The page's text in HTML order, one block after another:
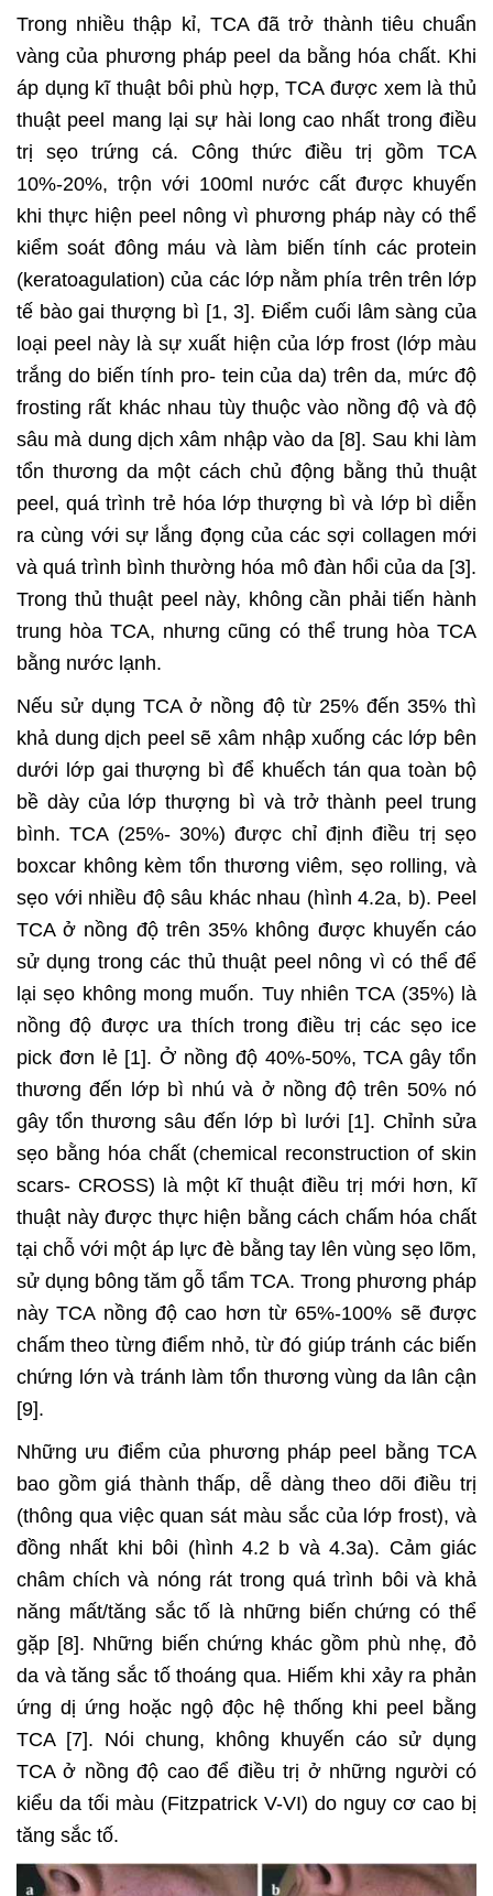
Trong nhiều thập kỉ, TCA đã trở thành tiêu chuẩn
vàng của phương pháp peel da bằng hóa chất. Khi
áp dụng kĩ thuật bôi phù hợp, TCA được xem là thủ
thuật peel mang lại sự hài long cao nhất trong điều
trị sẹo trứng cá. Công thức điều trị gồm TCA
10%-20%, trộn với 100ml nước cất được khuyến
khi thực hiện peel nông vì phương pháp này có thể
kiểm soát đông máu và làm biến tính các protein
(keratoagulation) của các lớp nằm phía trên trên lớp
tế bào gai thượng bì [1, 3]. Điểm cuối lâm sàng của
loại peel này là sự xuất hiện của lớp frost (lớp màu
trắng do biến tính pro- tein của da) trên da, mức độ
frosting rất khác nhau tùy thuộc vào nồng độ và độ
sâu mà dung dịch xâm nhập vào da [8]. Sau khi làm
tổn thương da một cách chủ động bằng thủ thuật
peel, quá trình trẻ hóa lớp thượng bì và lớp bì diễn
ra cùng với sự lắng đọng của các sợi collagen mới
và quá trình bình thường hóa mô đàn hổi của da [3].
Trong thủ thuật peel này, không cần phải tiến hành
trung hòa TCA, nhưng cũng có thể trung hòa TCA
bằng nước lạnh.
Nếu sử dụng TCA ở nồng độ từ 25% đến 35% thì
khả dung dịch peel sẽ xâm nhập xuống các lớp bên
dưới lớp gai thượng bì để khuếch tán qua toàn bộ
bề dày của lớp thượng bì và trở thành peel trung
bình. TCA (25%- 30%) được chỉ định điều trị sẹo
boxcar không kèm tổn thương viêm, sẹo rolling, và
sẹo với nhiều độ sâu khác nhau (hình 4.2a, b). Peel
TCA ở nồng độ trên 35% không được khuyến cáo
sử dụng trong các thủ thuật peel nông vì có thể để
lại sẹo không mong muốn. Tuy nhiên TCA (35%) là
nồng độ được ưa thích trong điều trị các sẹo ice
pick đơn lẻ [1]. Ở nồng độ 40%-50%, TCA gây tổn
thương đến lớp bì nhú và ở nồng độ trên 50% nó
gây tổn thương sâu đến lớp bì lưới [1]. Chỉnh sửa
sẹo bằng hóa chất (chemical reconstruction of skin
scars- CROSS) là một kĩ thuật điều trị mới hơn, kĩ
thuật này được thực hiện bằng cách chấm hóa chất
tại chỗ với một áp lực đè bằng tay lên vùng sẹo lõm,
sử dụng bông tăm gỗ tẩm TCA. Trong phương pháp
này TCA nồng độ cao hơn từ 65%-100% sẽ được
chấm theo từng điểm nhỏ, từ đó giúp tránh các biến
chứng lớn và tránh làm tổn thương vùng da lân cận
[9].
Những ưu điểm của phương pháp peel bằng TCA
bao gồm giá thành thấp, dễ dàng theo dõi điều trị
(thông qua việc quan sát màu sắc của lớp frost), và
đồng nhất khi bôi (hình 4.2 b và 4.3a). Cảm giác
châm chích và nóng rát trong quá trình bôi và khả
năng mất/tăng sắc tố là những biến chứng có thể
gặp [8]. Những biến chứng khác gồm phù nhẹ, đỏ
da và tăng sắc tố thoáng qua. Hiếm khi xảy ra phản
ứng dị ứng hoặc ngộ độc hệ thống khi peel bằng
TCA [7]. Nói chung, không khuyến cáo sử dụng
TCA ở nồng độ cao để điều trị ở những người có
kiểu da tối màu (Fitzpatrick V-VI) do nguy cơ cao bị
tăng sắc tố.